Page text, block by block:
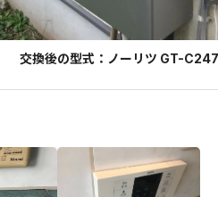
交換後の型式：ノーリツ GT-